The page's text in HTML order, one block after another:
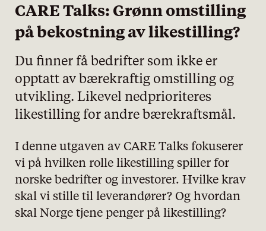
CARE Talks: Grønn omstilling
på bekostning av likestilling?
Du finner få bedrifter som ikke er
opptatt av bærekraftig omstilling og
utvikling. Likevel nedprioriteres
likestilling for andre bærekraftsmål.
I denne utgaven av CARE Talks fokuserer
vi på hvilken rolle likestilling spiller for
norske bedrifter og investorer. Hvilke krav
skal vi stille til leverandører? Og hvordan
skal Norge tjene penger på likestilling?